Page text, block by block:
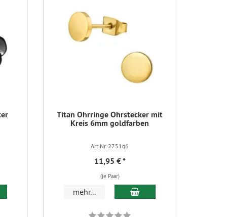
Warenkorb
Titan Ohrringe Ohrstecker mit
Kreis 6mm goldfarben
Art.Nr. 2751g6
11,95 €*
(je Paar)
mehr... In den Warenkorb